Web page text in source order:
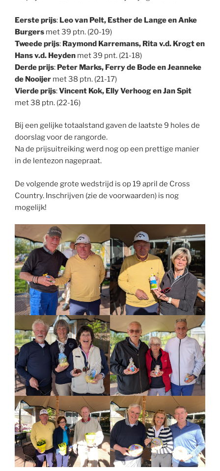
Eerste prijs: Leo van Pelt, Esther de Lange en Anke
Burgers met 39 ptn. (20-19)
Tweede prijs: Raymond Karremans, Rita v.d. Krogt en
Hans v.d. Heyden met 39 pnt. (21-18)
Derde prijs: Peter Marks, Ferry de Bode en Jeanneke
de Nooijer met 38 ptn. (21-17)
Vierde prijs:Vincent Kok, Elly Verhoog en Jan Spit
met 38 ptn. (22-16)
Bij een gelijke totaalstand gaven de laatste 9 holes de
doorslag voor de rangorde.
Na de prijsuitreiking werd nog op een prettige manier
in de lentezon nagepraat.
De volgende grote wedstrijd is op 19 april de Cross
Country. Inschrijven (zie de voorwaarden) is nog
mogelijk!